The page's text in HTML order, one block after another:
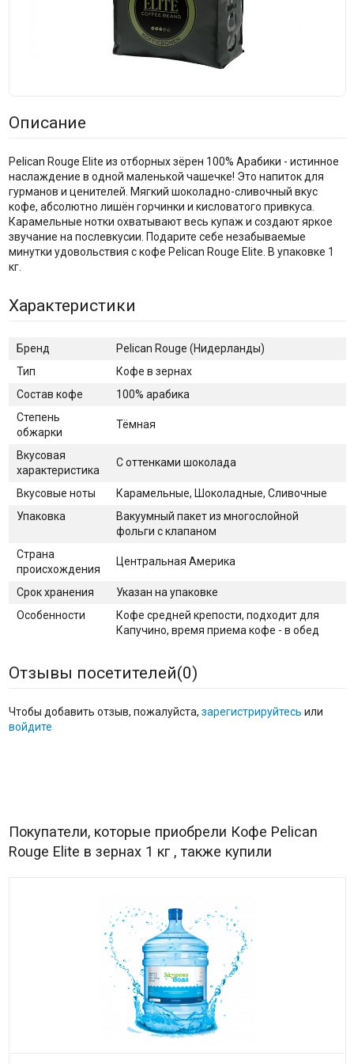
Описание
Pelican Rouge Elite из отборных зёрен 100% Арабики - истинное
наслаждение в одной маленькой чашечке! Это напиток для
гурманов и ценителей. Мягкий шоколадно-сливочный вкус
кофе, абсолютно лишён горчинки и кисловатого привкуса.
Карамельные нотки охватывают весь купаж и создают яркое
звучание на послевкусии. Подарите себе незабываемые
минутки удовольствия с кофе Pelican Rouge Elite. В упаковке 1
кг.
Характеристики
Бренд
Pelican Rouge (Нидерланды)
Тип
Кофе в зернах
Состав кофе
100% арабика
Степень
обжарки
Тёмная
Вкусовая
характеристика
С оттенками шоколада
Вкусовые ноты
Карамельные, Шоколадные, Сливочные
Упаковка
Вакуумный пакет из многослойной
фольги с клапаном
Страна
происхождения
Центральная Америка
Срок хранения
Указан на упаковке
Особенности
Кофе средней крепости, подходит для
Капучино, время приема кофе - в обед
Отзывы посетителей(0)
Чтобы добавить отзыв, пожалуйста, зарегистрируйтесь или
войдите
Покупатели, которые приобрели Кофе Pelican
Rouge Elite в зернах 1 кг , также купили